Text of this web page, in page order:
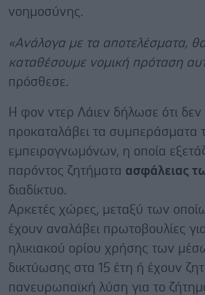
νοημοσύνης.
«Ανάλογα με τα αποτελέσματα,
καταθέσουμε νομική πρόταση
πρόσθεσε.
Η φον ντερ Λάιεν δήλωσε ότι δεν
προκαταλάβει τα συμπεράσματα
εμπειρογνωμόνων, η οποία
παρόντος ζητήματα ασφάλειας
διαδίκτυο.
Αρκετές χώρες, μεταξύ των
έχουν αναλάβει πρωτοβουλίες
ηλικιακού ορίου χρήσης των
δικτύωσης στα 15 έτη ή έχουν
πανευρωπαϊκή λύση για το